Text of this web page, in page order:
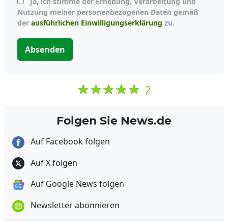
Nutzung meiner personenbezogenen Daten gemäß
der ausführlichen Einwilligungserklärung zu.
Absenden
2
Folgen Sie News.de
Auf Facebook folgen
Auf X folgen
Auf Google News folgen
Newsletter abonnieren